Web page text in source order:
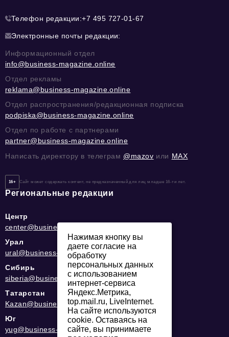
Телефон редакции:+7 495 727-01-67
Электронные почты редакции:
Информационный отдел
info@business-magazine.online
Отдел рекламы
reklama@business-magazine.online
Отдел распространения/редакционная подписка
podpiska@business-magazine.online
Отдел по работе с партнерами
partner@business-magazine.online
Написать директору в телеграм @mazov или MAX
16+ Сайт может содержать контент, не предназначенный для лиц младше 16-ти лет.
Региональные редакции
Центр
center@business-magazine.online
Урал
ural@business-magazine.online
Сибирь
siberia@business-magazine.online
Татарстан
Kazan@business-magazine.online
Юг
yug@business-magazine.online
Нажимая кнопку вы
даете согласие на
обработку
персональных данных
с использованием
интернет-сервиса
Яндекс.Метрика,
top.mail.ru, LiveInternet.
На сайте используются
cookie. Оставаясь на
сайте, вы принимаете